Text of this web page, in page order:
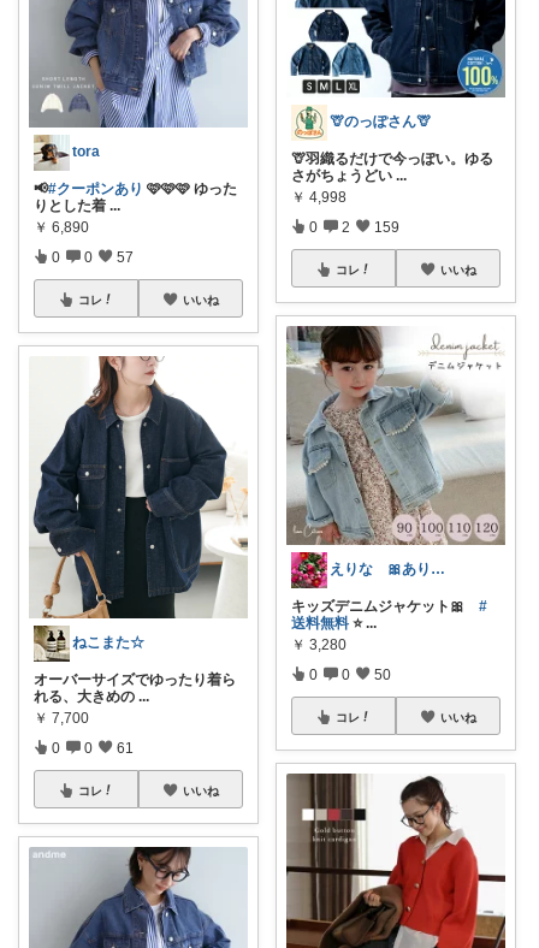
tora
📢#クーポンあり 🩷🩷🩷 ゆった
りとした着 ...
￥ 6,890
0 0 57
コレ いいね
ねこまた☆
オーバーサイズでゆったり着ら
れる、大きめの ...
￥ 7,700
0 0 61
コレ いいね
🦒のっぽさん🦒
🦒羽織るだけで今っぽい。ゆる
さがちょうどい ...
￥ 4,998
0 2 159
コレ いいね
えりな 🎀ありがとうございます🎀🙇
キッズデニムジャケット🎀 #
送料無料 ⭐️ ...
￥ 3,280
0 0 50
コレ いいね